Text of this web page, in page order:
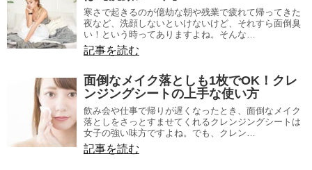
寒さで起きるのが億劫な朝や残業で疲れて帰ってきた
夜など、洗顔しないといけないけど、それすら面倒臭
い！という時ってありますよね。そんな…
記事を読む
面倒なメイク落としも1枚でOK！クレ
ンジングシートの上手な使い方
飲み会や仕事で帰りが遅くなったとき、面倒なメイク
落としをさっとすませてくれるクレンジングシートは
女子の強い味方ですよね。でも、クレン…
記事を読む